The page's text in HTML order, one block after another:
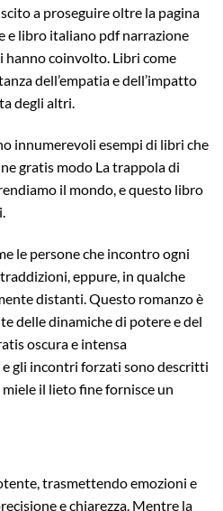
a proseguire oltre la pagina
e libro italiano pdf narrazione
coinvolto. Libri come
dell’empatia e dell’impatto
degli altri.
innumerevoli esempi di libri che
gratis modo La trappola di
il mondo, e questo libro
le persone che incontro ogni
eppure, in qualche
distanti. Questo romanzo è
delle dinamiche di potere e del
oscura e intensa
gli incontri forzati sono descritti
il lieto fine fornisce un
trasmettendo emozioni e
e chiarezza. Mentre la